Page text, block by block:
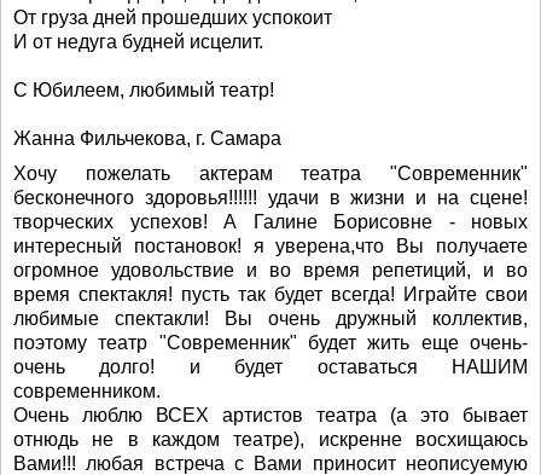
От груза дней прошедших успокоит
И от недуга будней исцелит.
С Юбилеем, любимый театр!
Жанна Фильчекова, г. Самара
Хочу пожелать актерам театра "Современник"
бесконечного здоровья!!!!!! удачи в жизни и на сцене!
творческих успехов! А Галине Борисовне - новых
интересный постановок! я уверена,что Вы получаете
огромное удовольствие и во время репетиций, и во
время спектакля! пусть так будет всегда! Играйте свои
любимые спектакли! Вы очень дружный коллектив,
поэтому театр "Современник" будет жить еще очень-
очень долго! и будет оставаться НАШИМ
современником.
Очень люблю ВСЕХ артистов театра (а это бывает
отнюдь не в каждом театре), искренне восхищаюсь
Вами!!! любая встреча с Вами приносит неописуемую